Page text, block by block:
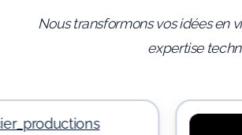
Nous transformons vos idées en
expertise